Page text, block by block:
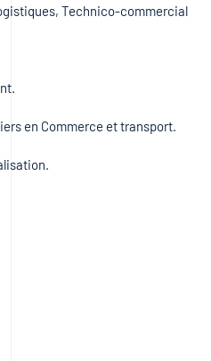
Technico-commercial
en Commerce et transport.